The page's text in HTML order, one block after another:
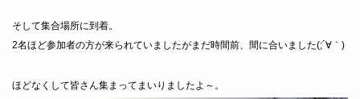
そして集合場所に到着。
2名ほど参加者の方が来られていましたがまだ時間前、間に合いました(;´∀｀)
ほどなくして皆さん集まってまいりましたよ～。